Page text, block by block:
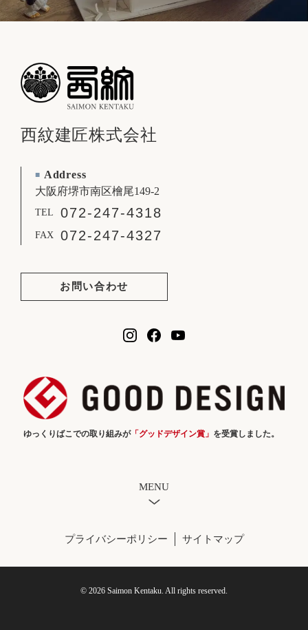
西紋建匠株式会社
■ Address
大阪府堺市南区檜尾149-2
TEL 072-247-4318
FAX 072-247-4327
お問い合わせ
ゆっくりばこでの取り組みが「グッドデザイン賞」 を受賞しました。
MENU
プライバシーポリシー サイトマップ
© 2026 Saimon Kentaku. All rights reserved.